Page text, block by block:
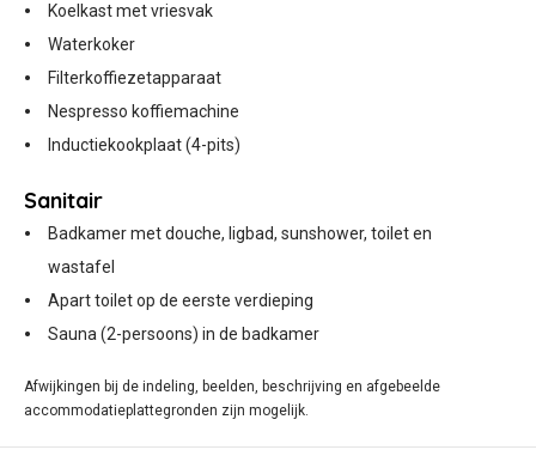
Koelkast met vriesvak
Waterkoker
Filterkoffiezetapparaat
Nespresso koffiemachine
Inductiekookplaat (4-pits)
Sanitair
Badkamer met douche, ligbad, sunshower, toilet en
wastafel
Apart toilet op de eerste verdieping
Sauna (2-persoons) in de badkamer
Afwijkingen bij de indeling, beelden, beschrijving en afgebeelde
accommodatieplattegronden zijn mogelijk.